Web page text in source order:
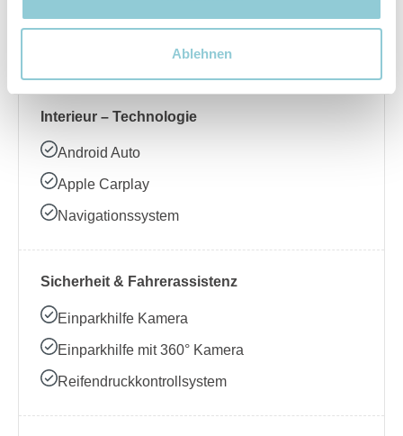
Ablehnen
Beheizbares Lenkrad
Interieur – Technologie
Android Auto
Apple Carplay
Navigationssystem
Sicherheit & Fahrerassistenz
Einparkhilfe Kamera
Einparkhilfe mit 360° Kamera
Reifendruckkontrollsystem